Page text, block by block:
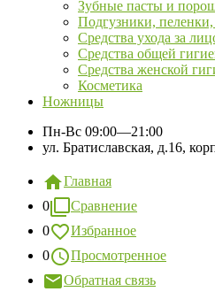
Зубные пасты и
Подгузники,
Средства ухода за
Средства общей
Средства женской
Косметика
Ножницы
Пн-Вс 09:00—21:00
ул. Братиславская, д.16,
Главная
0
Сравнение
0
Избранное
0
Просмотренное
Обратная связь